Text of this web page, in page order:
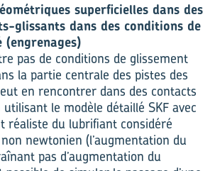
superficielles dans des
glissants dans des conditions de
(engrenages)
pas de conditions de glissement
la partie centrale des pistes des
en rencontrer dans des contacts
utilisant le modèle détaillé SKF avec
réaliste du lubrifiant considéré
newtonien (l’augmentation du
pas d’augmentation du